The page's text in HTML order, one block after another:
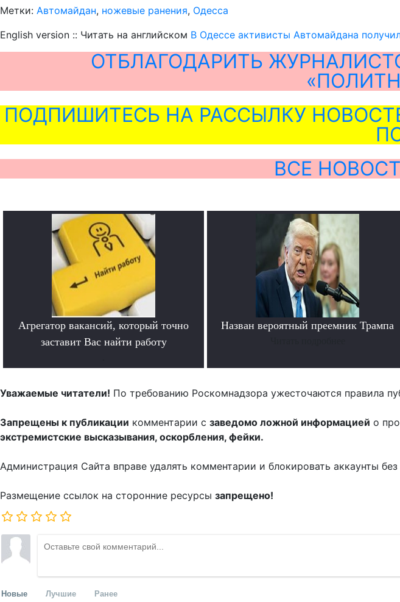
Метки: Автомайдан, ножевые ранения, Одесса
English version :: Читать на английском В Одессе активисты Автомайдана
ОТБЛАГОДАРИТЬ
ПОДПИШИТЕСЬ НА РАССЫЛКУ
ВСЕ
Агрегатор вакансий, который точно
заставит Вас найти работу
Назван вероятный преемник Трампа
Уважаемые читатели! По требованию Роскомнадзора ужесточаются правила
Запрещены к публикации комментарии с заведомо ложной информацией о
экстремистские высказывания, оскорбления, фейки.
Администрация Сайта вправе удалять комментарии и блокировать аккаунты
Размещение ссылок на сторонние ресурсы запрещено!
Новые Лучшие Ранее